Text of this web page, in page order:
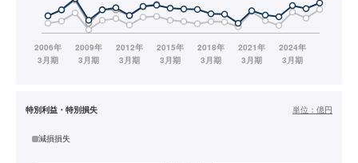
特別利益・特別損失 単位： 億円
減損損失